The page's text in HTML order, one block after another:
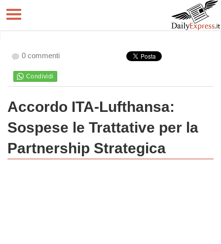
0 commenti
Accordo ITA-Lufthansa:
Sospese le Trattative per la
Partnership Strategica